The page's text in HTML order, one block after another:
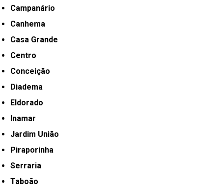
Campanário
Canhema
Casa Grande
Centro
Conceição
Diadema
Eldorado
Inamar
Jardim União
Piraporinha
Serraria
Taboão